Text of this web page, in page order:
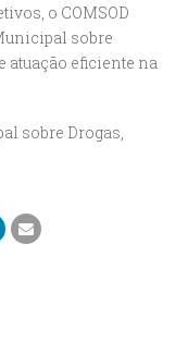
o COMSOD
sobre
atuação eficiente na
sobre Drogas,